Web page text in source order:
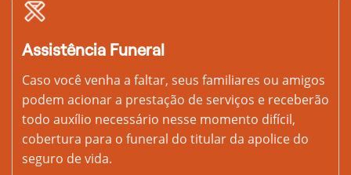
Assistência Funeral
Caso você venha a faltar, seus familiares ou amigos
podem acionar a prestação de serviços e receberão
todo auxílio necessário nesse momento difícil,
cobertura para o funeral do titular da apolice do
seguro de vida.